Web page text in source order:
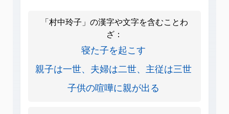
「村中玲子」の漢字や文字を含むことわ
ざ：
寝た子を起こす
親子は一世、夫婦は二世、主従は三世
子供の喧嘩に親が出る